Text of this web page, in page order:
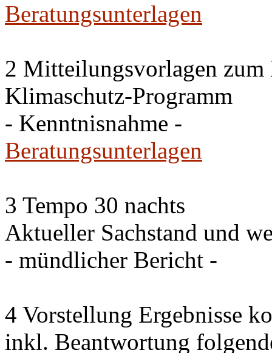
Beratungsunterlagen
2 Mitteilungsvorlagen zum
Klimaschutz-Programm
- Kenntnisnahme -
Beratungsunterlagen
3 Tempo 30 nachts
Aktueller Sachstand und
- mündlicher Bericht -
4 Vorstellung Ergebnisse
inkl. Beantwortung